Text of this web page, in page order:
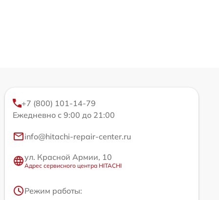
+7 (800) 101-14-79
Ежедневно с 9:00 до 21:00
info@hitachi-repair-center.ru
ул. Красной Армии, 10
Адрес сервисного центра HITACHI
Режим работы: